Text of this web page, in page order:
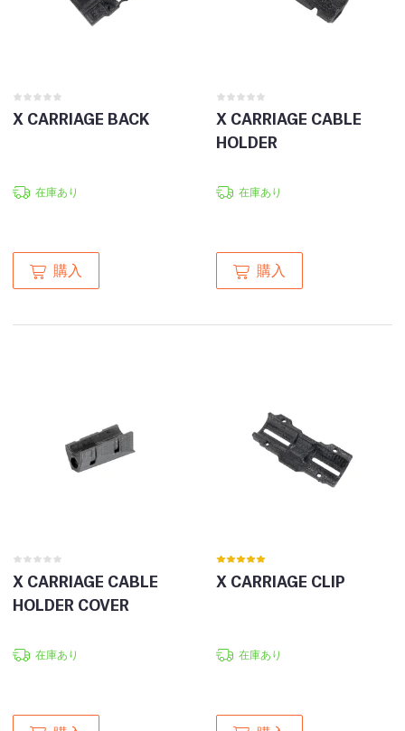
X CARRIAGE BACK
在庫あり
購入
X CARRIAGE CABLE
HOLDER
在庫あり
購入
X CARRIAGE CABLE
HOLDER COVER
在庫あり
X CARRIAGE CLIP
在庫あり